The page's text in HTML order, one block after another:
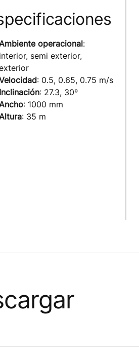
operacional:
interior, semi exterior,
: 0.5, 0.65, 0.75 m/s
Inclinación: 27.3, 30º
: 1000 mm
: 35 m